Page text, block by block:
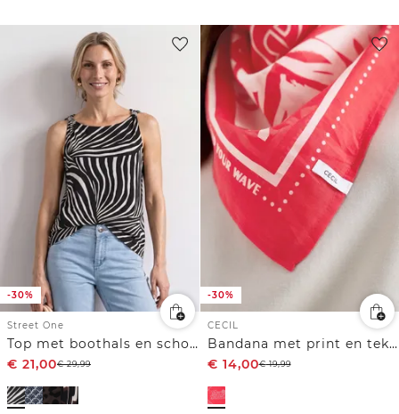
-30%
Street One
Top met boothals en schouderdetail
€ 21,00€29,99
-30%
CECIL
Bandana met print en tekst
€ 14,00€19,99